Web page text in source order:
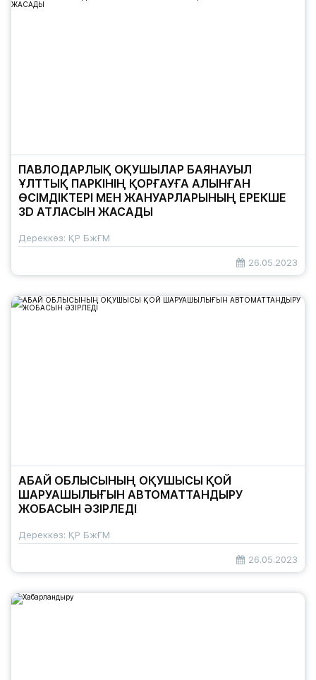
ПАВЛОДАРЛЫҚ ОҚУШЫЛАР БАЯНАУЫЛ
ҰЛТТЫҚ ПАРКІНІҢ ҚОРҒАУҒА АЛЫНҒАН
ӨСІМДІКТЕРІ МЕН ЖАНУАРЛАРЫНЫҢ ЕРЕКШЕ
3D АТЛАСЫН ЖАСАДЫ
Дереккөз: ҚР БжҒМ
26.05.2023
АБАЙ ОБЛЫСЫНЫҢ ОҚУШЫСЫ ҚОЙ
ШАРУАШЫЛЫҒЫН АВТОМАТТАНДЫРУ
ЖОБАСЫН ӘЗІРЛЕДІ
Дереккөз: ҚР БжҒМ
26.05.2023